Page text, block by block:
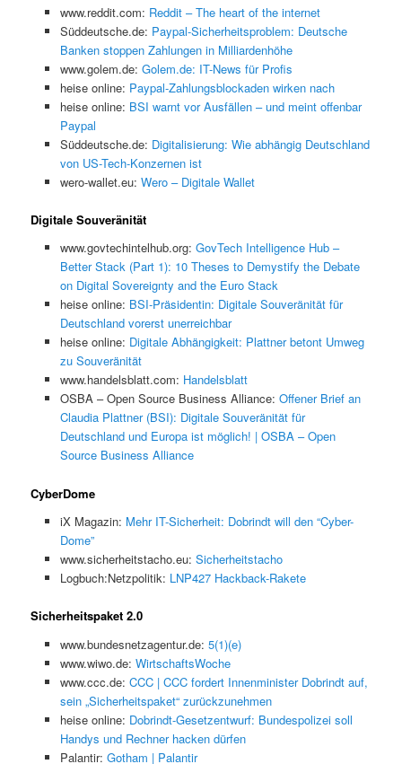
www.reddit.com: Reddit – The heart of the internet
Süddeutsche.de: Paypal-Sicherheitsproblem: Deutsche
Banken stoppen Zahlungen in Milliardenhöhe
www.golem.de: Golem.de: IT-News für Profis
heise online: Paypal-Zahlungsblockaden wirken nach
heise online: BSI warnt vor Ausfällen – und meint offenbar
Paypal
Süddeutsche.de: Digitalisierung: Wie abhängig Deutschland
von US-Tech-Konzernen ist
wero-wallet.eu: Wero – Digitale Wallet
Digitale Souveränität
www.govtechintelhub.org: GovTech Intelligence Hub –
Better Stack (Part 1): 10 Theses to Demystify the Debate
on Digital Sovereignty and the Euro Stack
heise online: BSI-Präsidentin: Digitale Souveränität für
Deutschland vorerst unerreichbar
heise online: Digitale Abhängigkeit: Plattner betont Umweg
zu Souveränität
www.handelsblatt.com: Handelsblatt
OSBA – Open Source Business Alliance: Offener Brief an
Claudia Plattner (BSI): Digitale Souveränität für
Deutschland und Europa ist möglich! | OSBA – Open
Source Business Alliance
CyberDome
iX Magazin: Mehr IT-Sicherheit: Dobrindt will den “Cyber-
Dome”
www.sicherheitstacho.eu: Sicherheitstacho
Logbuch:Netzpolitik: LNP427 Hackback-Rakete
Sicherheitspaket 2.0
www.bundesnetzagentur.de: 5(1)(e)
www.wiwo.de: WirtschaftsWoche
www.ccc.de: CCC | CCC fordert Innenminister Dobrindt auf,
sein „Sicherheitspaket“ zurückzunehmen
heise online: Dobrindt-Gesetzentwurf: Bundespolizei soll
Handys und Rechner hacken dürfen
Palantir: Gotham | Palantir